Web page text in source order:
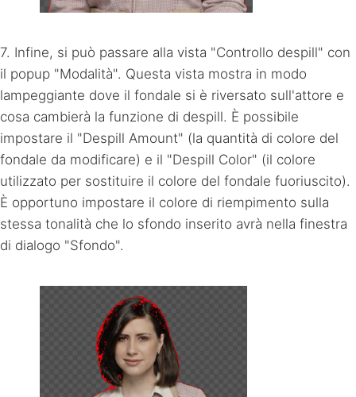
7. Infine, si può passare alla vista "Controllo despill" con
il popup "Modalità". Questa vista mostra in modo
lampeggiante dove il fondale si è riversato sull'attore e
cosa cambierà la funzione di despill. È possibile
impostare il "Despill Amount" (la quantità di colore del
fondale da modificare) e il "Despill Color" (il colore
utilizzato per sostituire il colore del fondale fuoriuscito).
È opportuno impostare il colore di riempimento sulla
stessa tonalità che lo sfondo inserito avrà nella finestra
di dialogo "Sfondo".